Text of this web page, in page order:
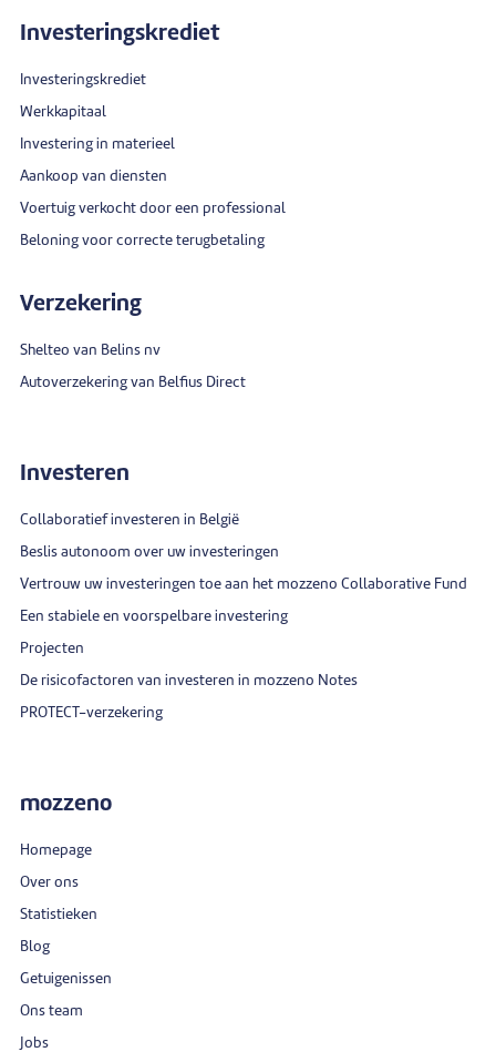
Investeringskrediet
Investeringskrediet
Werkkapitaal
Investering in materieel
Aankoop van diensten
Voertuig verkocht door een professional
Beloning voor correcte terugbetaling
Verzekering
Shelteo van Belins nv
Autoverzekering van Belfius Direct
Investeren
Collaboratief investeren in België
Beslis autonoom over uw investeringen
Vertrouw uw investeringen toe aan het mozzeno Collaborative Fund
Een stabiele en voorspelbare investering
Projecten
De risicofactoren van investeren in mozzeno Notes
PROTECT-verzekering
mozzeno
Homepage
Over ons
Statistieken
Blog
Getuigenissen
Ons team
Jobs